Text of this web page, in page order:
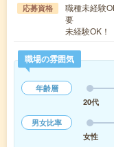
応募資格
職種未経験
要
未経験OK！
職場の雰囲気
年齢層
20代
男女比率
女性